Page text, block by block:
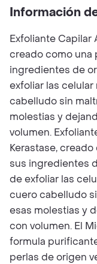
Información
Exfoliante Capilar
creado como una
ingredientes de
exfoliar las
cabelludo sin
molestias y
volumen.
Kerastase,
sus ingredientes
de exfoliar las
cuero cabelludo
esas molestias y
con volumen. El
formula
perlas de origen